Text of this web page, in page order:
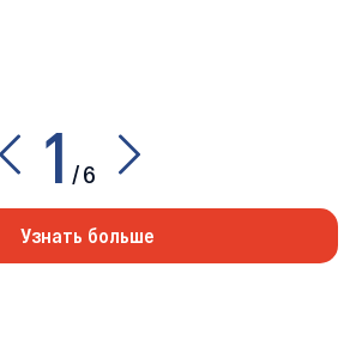
1 /6
Узнать больше